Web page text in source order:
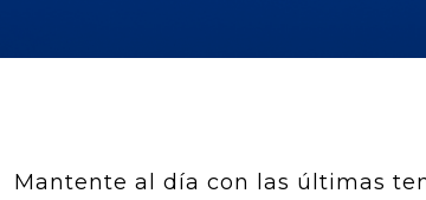
Mantente al día con las últimas